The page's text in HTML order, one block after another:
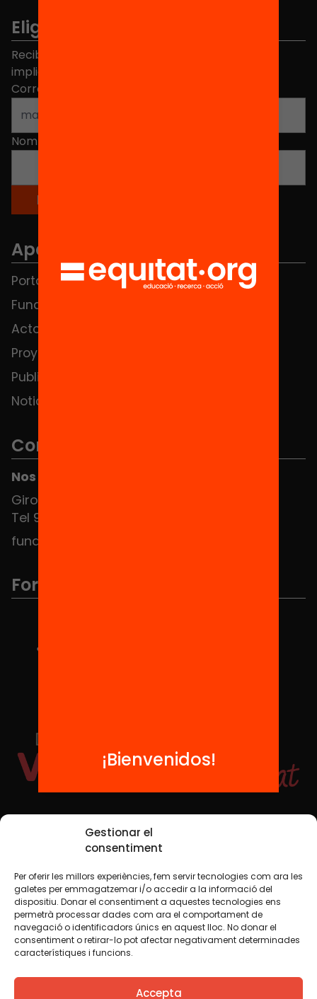
Gestionar el
consentiment
Per oferir les millors experiències, fem servir tecnologies com ara les
galetes per emmagatzemar i/o accedir a la informació del
dispositiu. Donar el consentiment a aquestes tecnologies ens
permetrà processar dades com ara el comportament de
navegació o identificadors únics en aquest lloc. No donar el
consentiment o retirar-lo pot afectar negativament determinades
característiques i funcions.
Accepta
Elige equidad
Recibe contenidos, iniciativas y proyectos para
implicarte.
Correo electrónico
Nombre
Apartados
Portada
Fundación
Actos
Proyectos
Publicaciones y vídeos
Noticias
FAQS
Contacto
Nos puedes encontrar en el HUB Social
Girona 34, interior 08010 Barcelona
Tel 934 588 700
fundacio@equitat.org
Formamos parte de...
Redes sociales
TWT YTB IG FB IN
Aviso legalPolítica de cookies
Creemos que el conocimiento debe compartirse. Por eso
utilizamos una licencia Creative Commons, salvo que en
¡Bienvenidos!